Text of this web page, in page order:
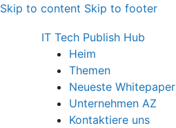
Skip to content Skip to footer
IT Tech Publish Hub
Heim
Themen
Neueste Whitepaper
Unternehmen AZ
Kontaktiere uns